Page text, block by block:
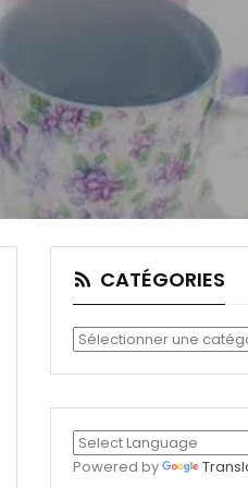
CATÉGORIES
Catégories
Powered by